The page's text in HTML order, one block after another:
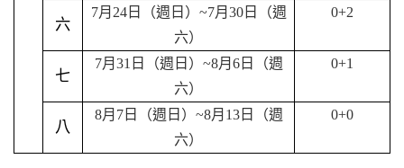
六
7月 24日（週日） ~7月 30日（週
六）
0+2
七
7月 31 日（週日） ~8月 6日（週
六）
0+1
八
8月 7日（週日） ~8月 13日（週
六）
0+0